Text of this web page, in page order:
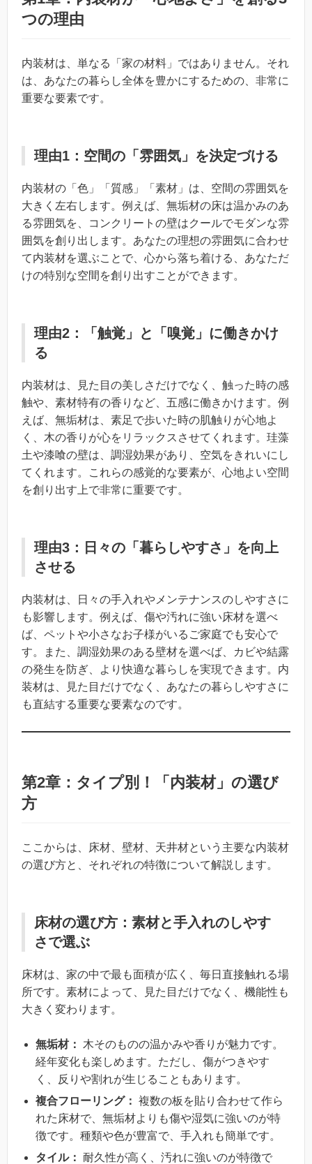
つの理由
内装材は、単なる「家の材料」ではありません。それ
は、あなたの暮らし全体を豊かにするための、非常に
重要な要素です。
理由1：空間の「雰囲気」を決定づける
内装材の「色」「質感」「素材」は、空間の雰囲気を
大きく左右します。例えば、無垢材の床は温かみのあ
る雰囲気を、コンクリートの壁はクールでモダンな雰
囲気を創り出します。あなたの理想の雰囲気に合わせ
て内装材を選ぶことで、心から落ち着ける、あなただ
けの特別な空間を創り出すことができます。
理由2：「触覚」と「嗅覚」に働きかけ
る
内装材は、見た目の美しさだけでなく、触った時の感
触や、素材特有の香りなど、五感に働きかけます。例
えば、無垢材は、素足で歩いた時の肌触りが心地よ
く、木の香りが心をリラックスさせてくれます。珪藻
土や漆喰の壁は、調湿効果があり、空気をきれいにし
てくれます。これらの感覚的な要素が、心地よい空間
を創り出す上で非常に重要です。
理由3：日々の「暮らしやすさ」を向上
させる
内装材は、日々の手入れやメンテナンスのしやすさに
も影響します。例えば、傷や汚れに強い床材を選べ
ば、ペットや小さなお子様がいるご家庭でも安心で
す。また、調湿効果のある壁材を選べば、カビや結露
の発生を防ぎ、より快適な暮らしを実現できます。内
装材は、見た目だけでなく、あなたの暮らしやすさに
も直結する重要な要素なのです。
第2章：タイプ別！「内装材」の選び
方
ここからは、床材、壁材、天井材という主要な内装材
の選び方と、それぞれの特徴について解説します。
床材の選び方：素材と手入れのしやす
さで選ぶ
床材は、家の中で最も面積が広く、毎日直接触れる場
所です。素材によって、見た目だけでなく、機能性も
大きく変わります。
無垢材：
木そのものの温かみや香りが魅力です。
経年変化も楽しめます。ただし、傷がつきやす
く、反りや割れが生じることもあります。
複合フローリング： 複数の板を貼り合わせて作ら
れた床材で、無垢材よりも傷や湿気に強いのが特
徴です。種類や色が豊富で、手入れも簡単です。
タイル： 耐久性が高く、汚れに強いのが特徴で